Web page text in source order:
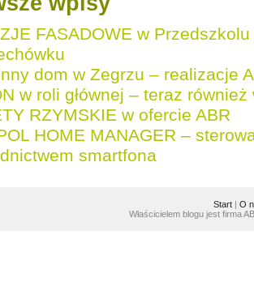
FASADOWE w Przedszkolu
dom w Zegrzu – realizacje
w roli głównej – teraz
RZYMSKIE w ofercie ABR
HOME MANAGER –
smartfona
Start | O
Właścicielem blogu jest firma